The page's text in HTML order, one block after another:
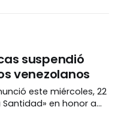
suspendió
venezolanos
este miércoles, 22
en honor a